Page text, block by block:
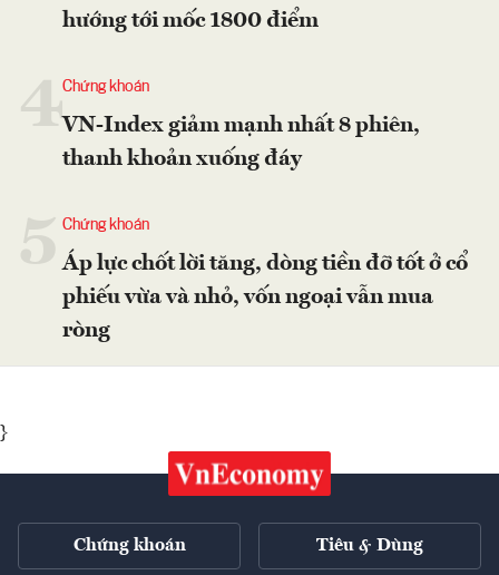
hướng tới mốc 1800 điểm
4Chứng khoán
VN-Index giảm mạnh nhất 8 phiên,
thanh khoản xuống đáy
Chứng khoán
Áp lực chốt lời tăng, dòng tiền đỡ tốt ở cổ
phiếu vừa và nhỏ, vốn ngoại vẫn mua
ròng
}
Chứng khoán Tiêu & Dùng